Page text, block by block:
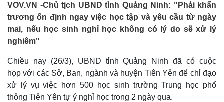
VOV.VN -Chủ tịch UBND tỉnh Quảng Ninh: "Phải khẩn
trương ổn định ngay việc học tập và yêu cầu từ ngày
mai, nếu học sinh nghỉ học không có lý do sẽ xử lý
nghiêm"
Chiều nay (26/3), UBND tỉnh Quảng Ninh đã có cuộc
họpvới các Sở, Ban, ngành và huyện Tiên Yên để chỉ đạo
xử lý vụ việc hơn 500 học sinh trường Trung học phổ
thông Tiên Yên tự ý nghỉ học trong 2 ngày qua.